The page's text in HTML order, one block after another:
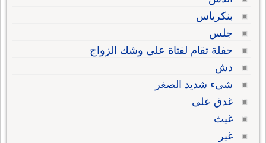
بنكرياس
جلس
حفلة تقام لفتاة على وشك الزواج
دش
شىء شديد الصغر
غدق على
غيث
غير